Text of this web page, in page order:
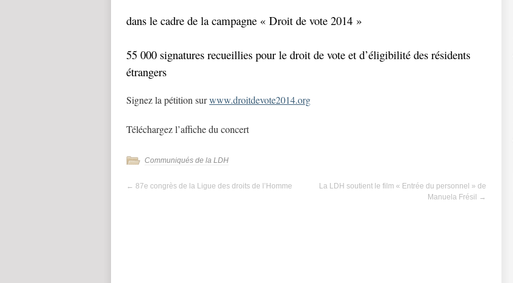
dans le cadre de la campagne « Droit de vote 2014 »
55 000 signatures recueillies pour le droit de vote et d’éligibilité des résidents
étrangers
Signez la pétition surwww.droitdevote2014.org
Téléchargez l’affiche du concert
Communiqués de la LDH
← 87e congrès de la Ligue des droits de l’Homme
La LDH soutient le film « Entrée du personnel » de
Manuela Frésil
→